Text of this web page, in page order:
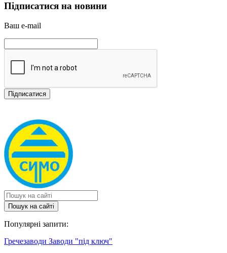
Підписатися на новини
Ваш e-mail
Пошук на сайтi
Популярні запити:
Гречезаводи Заводи "під ключ"